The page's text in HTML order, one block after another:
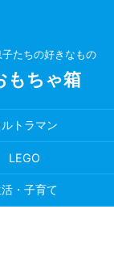
たちの好きなもの
もちゃ箱
トラマン
LEGO
・子育て